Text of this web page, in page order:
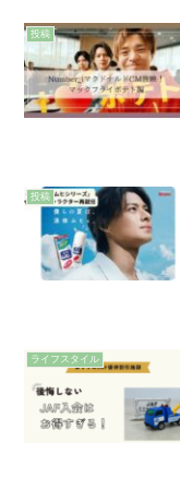
投稿
投稿
ライフスタイル